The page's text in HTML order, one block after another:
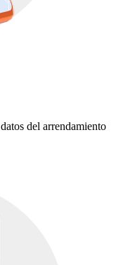
datos del arrendamiento